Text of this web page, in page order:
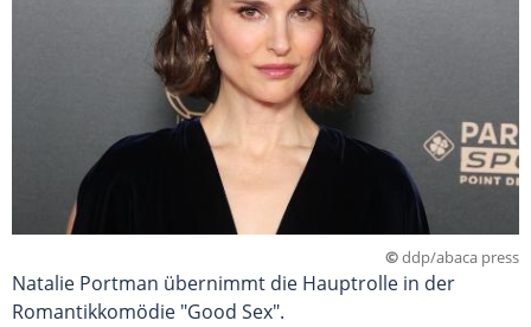
©ddp/abaca press
Natalie Portman übernimmt die Hauptrolle in der
Romantikkomödie "Good Sex".